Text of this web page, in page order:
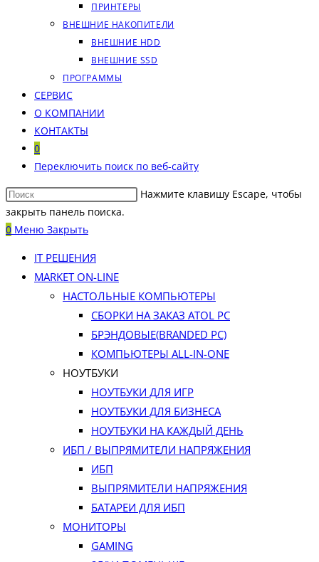
ПРИНТЕРЫ
ВНЕШНИЕ НАКОПИТЕЛИ
ВНЕШНИЕ HDD
ВНЕШНИЕ SSD
ПРОГРАММЫ
СЕРВИС
О КОМПАНИИ
КОНТАКТЫ
0
Переключить поиск по веб-сайту
Нажмите клавишу Escape, чтобы
закрыть панель поиска.
0 Меню Закрыть
IT РЕШЕНИЯ
MARKET ON-LINE
НАСТОЛЬНЫЕ КОМПЬЮТЕРЫ
СБОРКИ НА ЗАКАЗ ATOL PC
БРЭНДОВЫЕ(BRANDED PC)
КОМПЬЮТЕРЫ ALL-IN-ONE
НОУТБУКИ
НОУТБУКИ ДЛЯ ИГР
НОУТБУКИ ДЛЯ БИЗНЕСА
НОУТБУКИ НА КАЖДЫЙ ДЕНЬ
ИБП / ВЫПРЯМИТЕЛИ НАПРЯЖЕНИЯ
ИБП
ВЫПРЯМИТЕЛИ НАПРЯЖЕНИЯ
БАТАРЕИ ДЛЯ ИБП
МОНИТОРЫ
GAMING